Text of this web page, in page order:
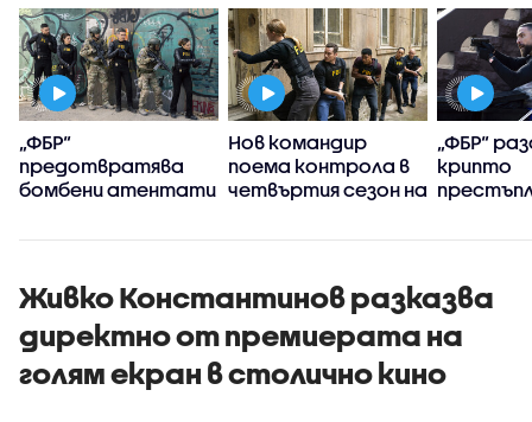
„ФБР“
предотвратява
бомбени атентати
Нов командир
поема контрола в
четвъртия сезон на
Международни
„ФБР“
крипто
Живко Константинов разказва
директно от премиерата на
голям екран в столично кино